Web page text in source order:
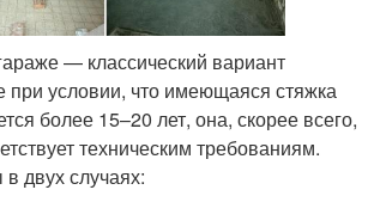
— классический вариант
при условии, что имеющаяся стяжка
более 15–20 лет, она, скорее всего,
техническим требованиям.
двух случаях: